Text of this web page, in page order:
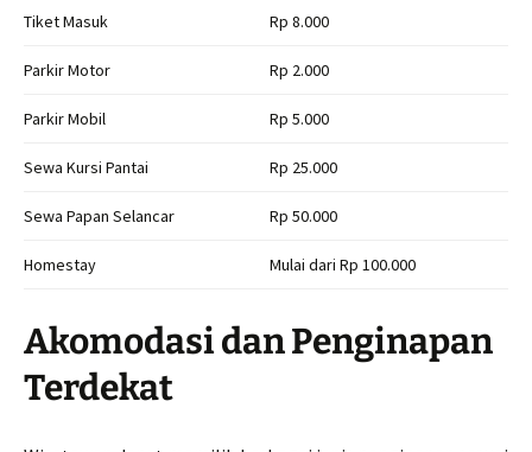
Tiket Masuk
Rp 8.000
Parkir Motor Rp 2.000
Parkir Mobil Rp 5.000
Sewa Kursi Pantai Rp 25.000
Sewa Papan Selancar Rp 50.000
Homestay Mulai dari Rp 100.000
Akomodasi dan Penginapan
Terdekat